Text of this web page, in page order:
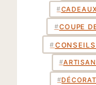
#
#COUPE
#
#
#